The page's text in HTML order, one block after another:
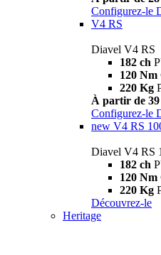
Configurez-le
V4 RS
Diavel V4 RS
182 ch
120 Nm
220 Kg
À partir de 39
Configurez-le
new V4 RS
Diavel V4 RS
182 ch
120 Nm
220 Kg
Découvrez-le
Heritage